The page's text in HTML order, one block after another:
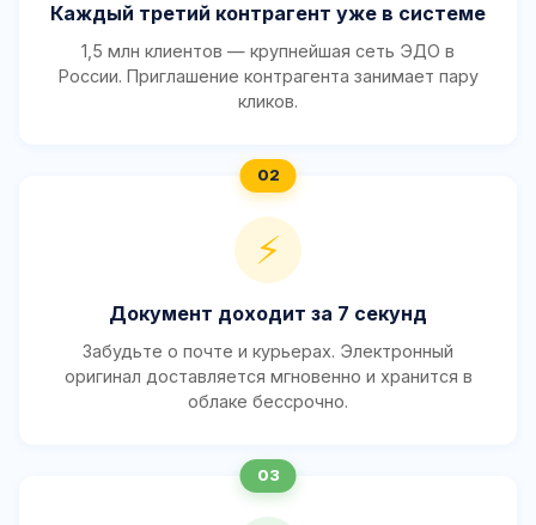
Каждый третий контрагент уже в системе
1,5 млн клиентов — крупнейшая сеть ЭДО в
России. Приглашение контрагента занимает пару
кликов.
⚡
Документ доходит за 7 секунд
Забудьте о почте и курьерах. Электронный
оригинал доставляется мгновенно и хранится в
облаке бессрочно.